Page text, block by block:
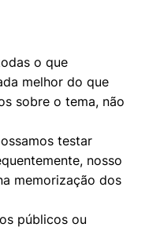
o que
melhor do que
sobre o tema, não
testar
nosso
memorização dos
públicos ou